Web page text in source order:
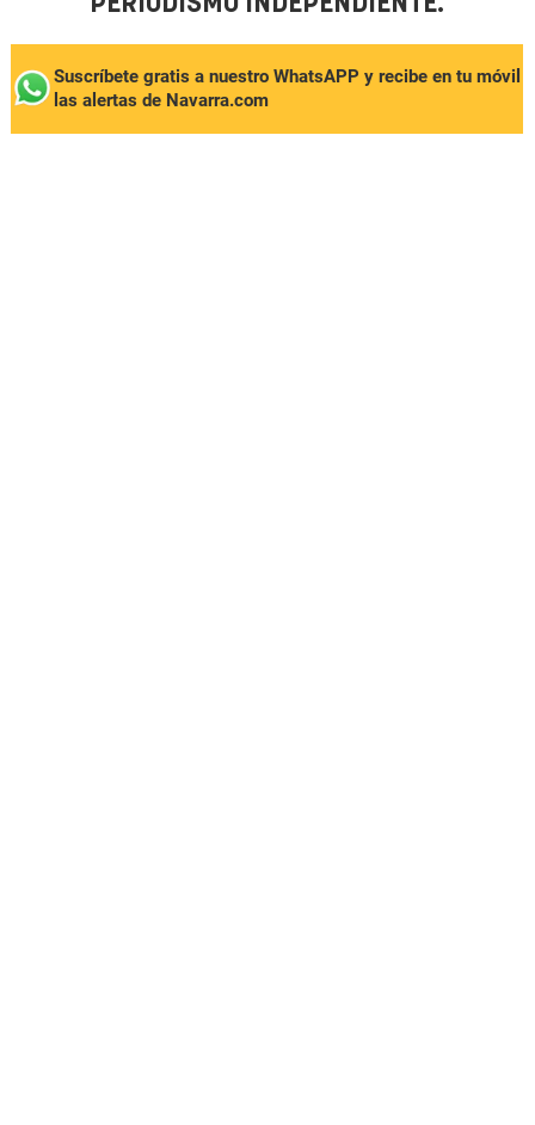
Suscríbete gratis a nuestro WhatsAPP y recibe en tu móvil
las alertas de Navarra.com